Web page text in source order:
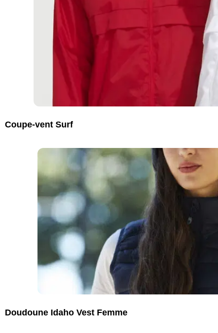
Coupe-vent Surf
Doudoune Idaho Vest Femme